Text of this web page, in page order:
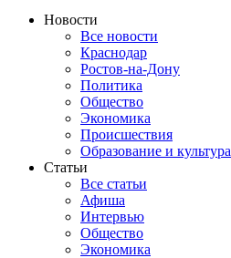
Новости
Все новости
Краснодар
Ростов-на-Дону
Политика
Общество
Экономика
Происшествия
Образование и культура
Статьи
Все статьи
Афиша
Интервью
Общество
Экономика